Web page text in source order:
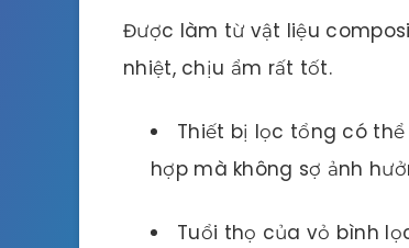
Được làm từ vật liệu
nhiệt, chịu ẩm rất tốt.
Thiết bị lọc tổng có
hợp mà không sợ ảnh
Tuổi thọ của vỏ bình